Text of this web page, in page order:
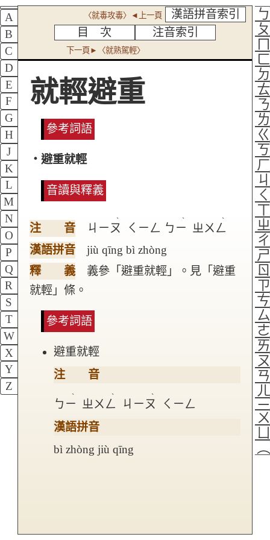
A
B
C
D
E
F
G
H
J
K
L
M
N
O
P
Q
R
S
T
W
X
Y
Z
〈就毒攻毒〉◄上一頁
漢語拼音索引
目 次
注音索引
下一頁►〈就熟駕輕〉
就輕避重
參考詞語
‧避重就輕
音讀與釋義
注 音 ㄐㄧㄡ
ˋ
ㄑㄧㄥ ㄅㄧ
ˋ
ㄓㄨㄥ
ˋ
漢語拼音
jiù qīng bì zhòng
釋 義
義參「避重就輕」。見「避重
就輕」條。
參考詞語
避重就輕
注 音
ㄅㄧ
ˋ
ㄓㄨㄥ
ˋ
ㄐㄧㄡ
ˋ
ㄑㄧㄥ
漢語拼音
bì zhòng jiù qīng